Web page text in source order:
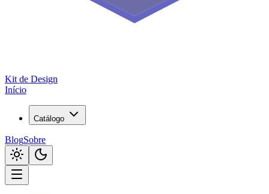
Kit de Design
Início
Catálogo
BlogSobre